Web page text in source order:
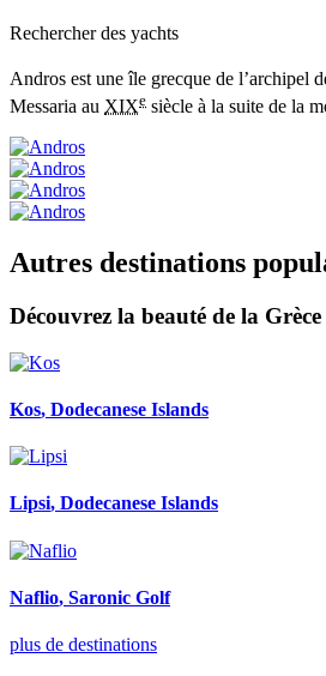
Rechercher des yachts
Andros est une île grecque de l’archipel
Messaria au XIXe siècle à la suite de la
Autres destinations
Découvrez la beauté de la
Kos, Dodecanese Islands
Lipsi, Dodecanese Islands
Naflio, Saronic Golf
plus de destinations